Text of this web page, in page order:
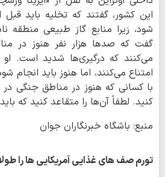
این کشور، گفتند که تخلیه باید
شود، زیرا منابع گاز طبیعی منطقه
گفت که صدها هزار نفر هنوز در
می‌کنند که درگیری‌ها شدید است. او
امتناع می‌کنند، اما هنوز باید انجام
با کسانی که هنوز در مناطق جنگی
کنید. لطفاً آن‌ها را متقاعد کنید که
منبع: باشگاه خبرنگاران جوان
تورم صف های غذایی آمریکایی ها را